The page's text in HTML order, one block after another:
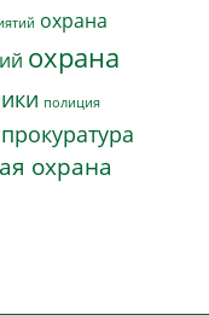
охрана
охрана
полиция
прокуратура
охрана